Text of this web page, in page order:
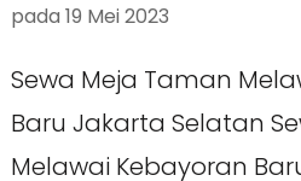
pada 19 Mei 2023
Sewa Meja Taman
Baru Jakarta Selatan
Melawai Kebayoran